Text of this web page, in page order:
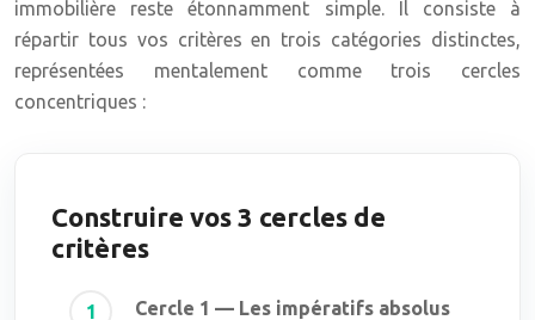
immobilière reste étonnamment simple. Il consiste à
répartir tous vos critères en trois catégories distinctes,
représentées mentalement comme trois cercles
concentriques :
Construire vos 3 cercles de
critères
Cercle 1 — Les impératifs absolus